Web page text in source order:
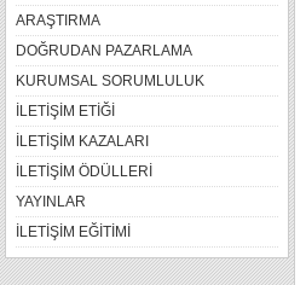
ARAŞTIRMA
DOĞRUDAN PAZARLAMA
KURUMSAL SORUMLULUK
İLETİŞİM ETİĞİ
İLETİŞİM KAZALARI
İLETİŞİM ÖDÜLLERİ
YAYINLAR
İLETİŞİM EĞİTİMİ